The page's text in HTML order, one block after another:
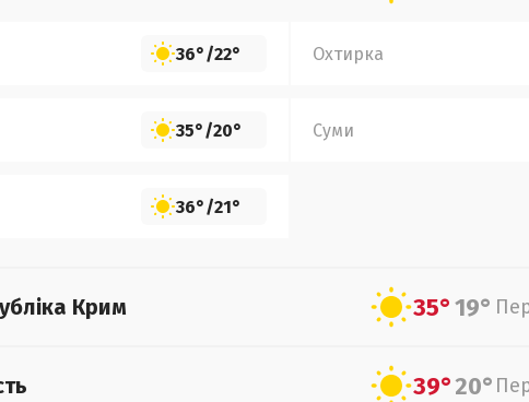
36°/22° Охтирка
35°/20° Суми
36°/21°
Крим 35°19°
39°20°